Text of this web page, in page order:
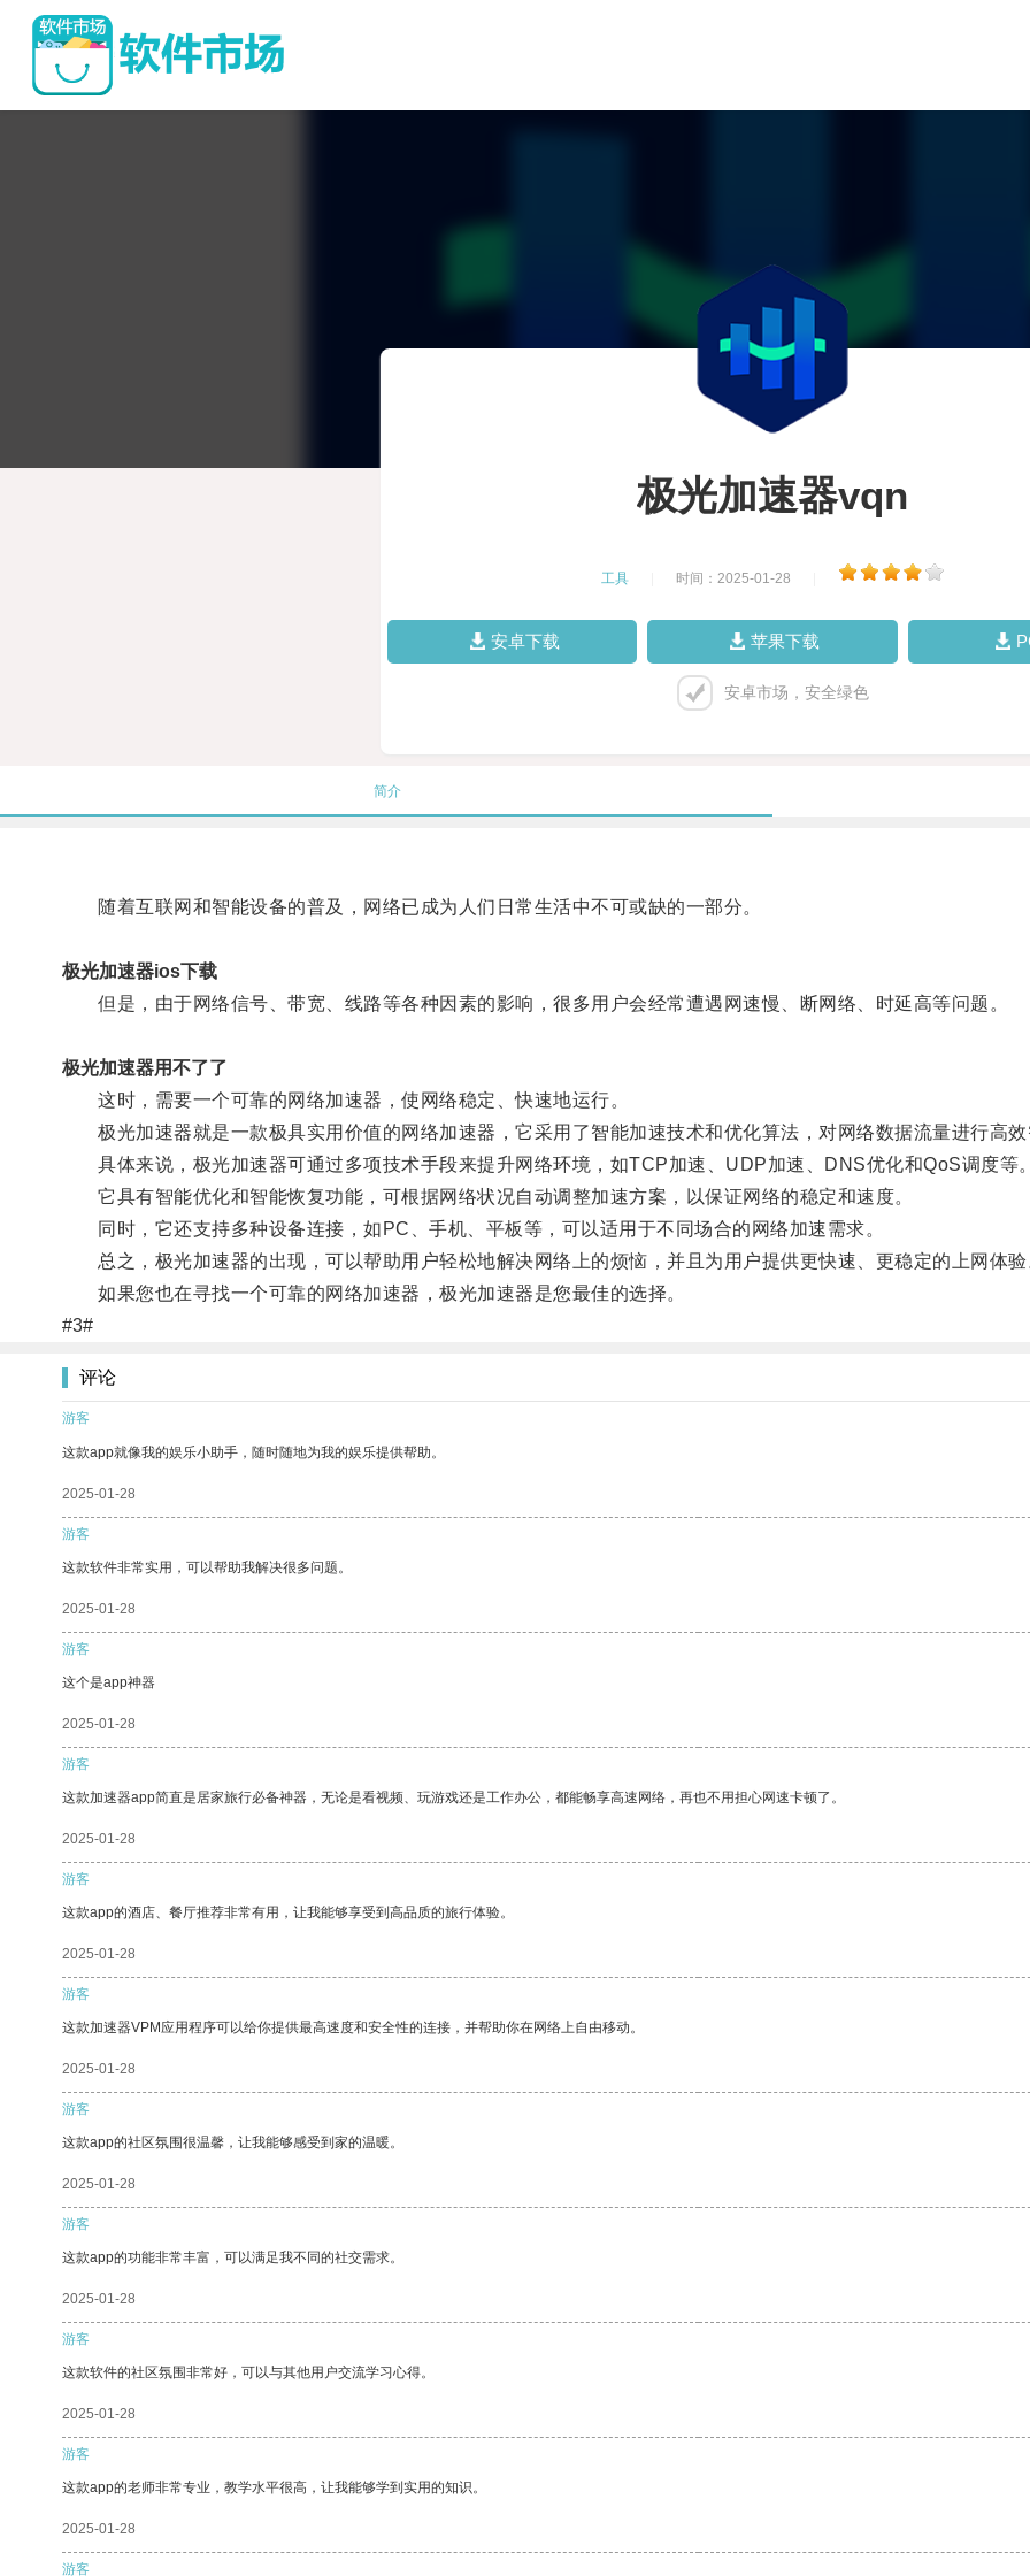
极光加速器vqn
工具 时间：2025-01-28
安卓下载 苹果下载
安卓市场，安全绿色
简介
随着互联网和智能设备的普及，网络已成为人们日常生活中不可或缺的一部分。
极光加速器ios下载
但是，由于网络信号、带宽、线路等各种因素的影响，很多用户会经常遭遇网速慢、断网络、时延高等问题。
极光加速器用不了了
这时，需要一个可靠的网络加速器，使网络稳定、快速地运行。
极光加速器就是一款极具实用价值的网络加速器，它采用了智能加速技术和优化算法，对网络数据流量进行高效
具体来说，极光加速器可通过多项技术手段来提升网络环境，如TCP加速、UDP加速、DNS优化和QoS调度等。
它具有智能优化和智能恢复功能，可根据网络状况自动调整加速方案，以保证网络的稳定和速度。
同时，它还支持多种设备连接，如PC、手机、平板等，可以适用于不同场合的网络加速需求。
总之，极光加速器的出现，可以帮助用户轻松地解决网络上的烦恼，并且为用户提供更快速、更稳定的上网体验
如果您也在寻找一个可靠的网络加速器，极光加速器是您最佳的选择。
#3#
评论
游客
这款app就像我的娱乐小助手，随时随地为我的娱乐提供帮助。
2025-01-28
游客
这款软件非常实用，可以帮助我解决很多问题。
2025-01-28
游客
这个是app神器
2025-01-28
游客
这款加速器app简直是居家旅行必备神器，无论是看视频、玩游戏还是工作办公，都能畅享高速网络，再也不用担心网速卡顿了。
2025-01-28
游客
这款app的酒店、餐厅推荐非常有用，让我能够享受到高品质的旅行体验。
2025-01-28
游客
这款加速器VPM应用程序可以给你提供最高速度和安全性的连接，并帮助你在网络上自由移动。
2025-01-28
游客
这款app的社区氛围很温馨，让我能够感受到家的温暖。
2025-01-28
游客
这款app的功能非常丰富，可以满足我不同的社交需求。
2025-01-28
游客
这款软件的社区氛围非常好，可以与其他用户交流学习心得。
2025-01-28
游客
这款app的老师非常专业，教学水平很高，让我能够学到实用的知识。
2025-01-28
游客